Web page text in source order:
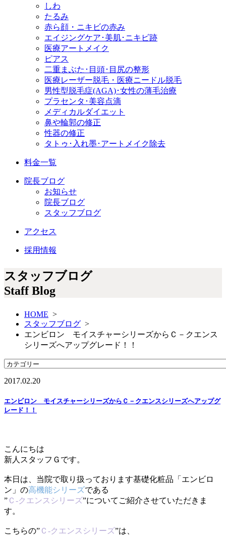
しわ
たるみ
赤ら顔・ニキビの赤み
エイジングケア･美肌･ニキビ跡
医療アートメイク
ピアス
二重まぶた･目頭･目尻の整形
医療レーザー脱毛・医療ニードル脱毛
男性型脱毛症(AGA)･女性の薄毛治療
プラセンタ･美容点滴
メディカルダイエット
鼻や輪郭の修正
性器の修正
タトゥ･入れ墨･アートメイク除去
料金一覧
院長ブログ
お知らせ
院長ブログ
スタッフブログ
アクセス
採用情報
スタッフブログ
Staff Blog
HOME >
スタッフブログ >
エンビロン モイスチャーシリーズからＣ－クエンス
シリーズへアップグレード！！
2017.02.20
エンビロン モイスチャーシリーズからＣ－クエンスシリーズへアップグ
レード！！
こんにちは
新人スタッフＧです。
本日は、当院で取り扱っております基礎化粧品「エンビロ
ン」の高機能シリーズである
” Ｃ‐クエンスシリーズ”についてご紹介させていただきま
す。
こちらの” Ｃ‐クエンスシリーズ”は、